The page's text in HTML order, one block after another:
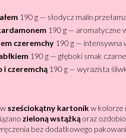
190 g — słodycz malin
190 g — aromatyczne
czeremchy 190 g — intensywna
190 g — głęboki smak
i czeremchą 190 g — wyrazista
sześciokątny kartonikw kolorze
zieloną wstążką oraz
bez dodatkowego